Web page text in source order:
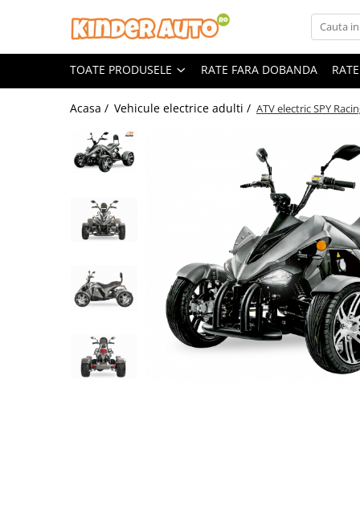
Toate Produsele
Produse in stoc
Masinute electrice
Motociclete electrice
ATV & UTV Electrice
Vehicule electrice adulti
Motociclete Drift-Trike
Masinute electrice Mercedes
Piese & Accesorii
Jucarii RC cu telecomanda
TOATE PRODUSELE RATE FARA DOBANDA
Acasa / Vehicule electrice adulti / ATV electric SPY